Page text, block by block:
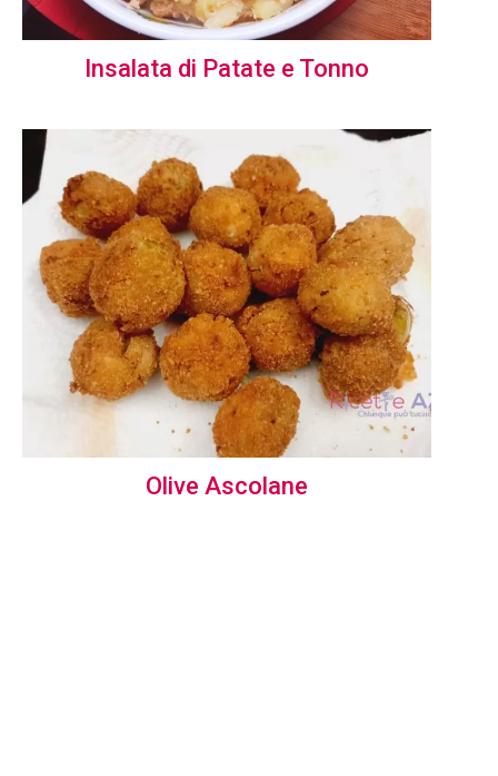
Insalata di Patate e Tonno
Olive Ascolane